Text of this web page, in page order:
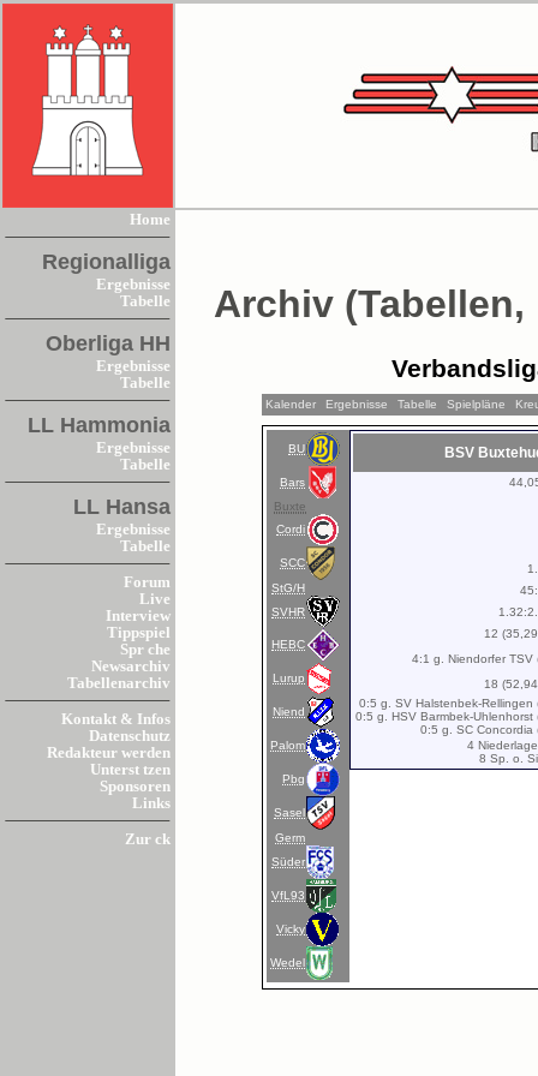
Home
Regionalliga
Ergebnisse
Tabelle
Oberliga HH
Ergebnisse
Tabelle
LL Hammonia
Ergebnisse
Tabelle
LL Hansa
Ergebnisse
Tabelle
Forum
Live
Interview
Tippspiel
Spr che
Newsarchiv
Tabellenarchiv
Kontakt & Infos
Datenschutz
Redakteur werden
Unterst tzen
Sponsoren
Links
Zur ck
Archiv
Kalender Ergebnisse Tabelle Spielpläne
BU
Bars
Buxte
Cordi
SCC
StG/H
SVHR
HEBC
Lurup
Niend
Palom
Pbg
Sasel
Germ
Süder
VfL93
Vicky
Wedel
BSV
12
4:1 g. Niendorfer TSV
18
0:5 g. SV Halstenbek-Rellingen
0:5 g. HSV Barmbek-Uhlenhorst
0:5 g. SC Concordia
4
8 Sp. o.